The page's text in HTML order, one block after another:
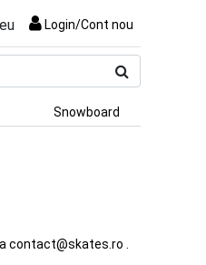
Login/Cont nou
produs
Snowboard
contact@skates.ro .